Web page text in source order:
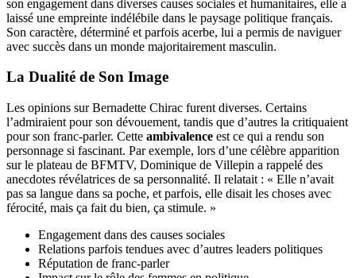
son engagement dans diverses causes sociales et humanitaires, elle a
laissé une empreinte indélébile dans le paysage politique français.
Son caractère, déterminé et parfois acerbe, lui a permis de naviguer
avec succès dans un monde majoritairement masculin.
La Dualité de Son Image
Les opinions sur Bernadette Chirac furent diverses. Certains
l’admiraient pour son dévouement, tandis que d’autres la critiquaient
pour son franc-parler. Cette ambivalence est ce qui a rendu son
personnage si fascinant. Par exemple, lors d’une célèbre apparition
sur le plateau de BFMTV, Dominique de Villepin a rappelé des
anecdotes révélatrices de sa personnalité. Il relatait : « Elle n’avait
pas sa langue dans sa poche, et parfois, elle disait les choses avec
férocité, mais ça fait du bien, ça stimule. »
Engagement dans des causes sociales
Relations parfois tendues avec d’autres leaders politiques
Réputation de franc-parler